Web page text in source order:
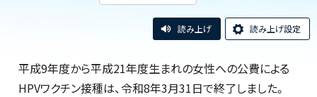
読み上げ 読み上げ設定
平成9年度から平成21年度生まれの女性への公費による
HPVワクチン接種は、令和8年3月31日で終了しました。